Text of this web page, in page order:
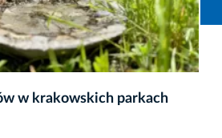
w krakowskich parkach